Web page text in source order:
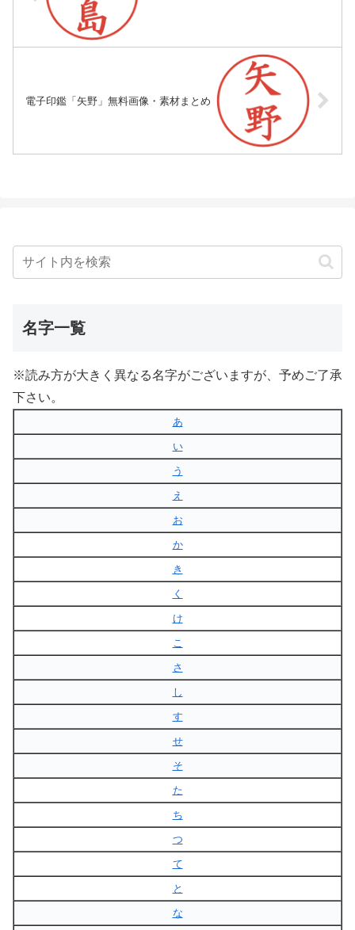
電子印鑑「矢野」無料画像・素材まとめ
名字一覧
※読み方が大きく異なる名字がございますが、予めご了承
下さい。
あ
い
う
え
お
か
き
く
け
こ
さ
し
す
せ
そ
た
ち
つ
て
と
な